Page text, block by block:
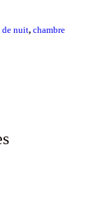
de nuit, chambre